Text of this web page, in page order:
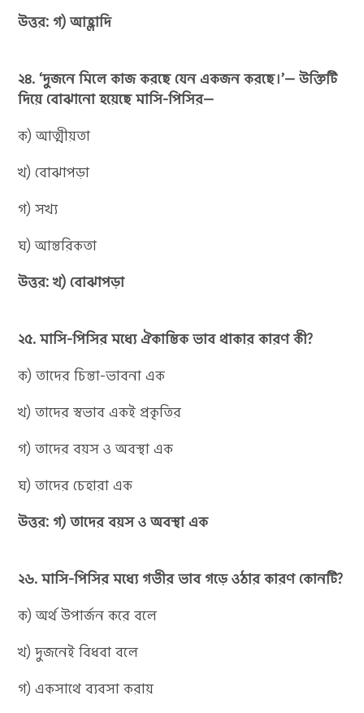
উত্তর: গ) আহ্লাদি
২৪. ‘দুজনে মিলে কাজ করছে যেন একজন করছে।’— উক্তিটি
দিয়ে বোঝানো হয়েছে মাসি-পিসির—
ক) আত্মীয়তা
খ) বোঝাপড়া
গ) সখ্য
ঘ) আন্তরিকতা
উত্তর: খ) বোঝাপড়া
২৫. মাসি-পিসির মধ্যে ঐকান্তিক ভাব থাকার কারণ কী?
ক) তাদের চিন্তা-ভাবনা এক
খ) তাদের স্বভাব একই প্রকৃতির
গ) তাদের বয়স ও অবস্থা এক
ঘ) তাদের চেহারা এক
উত্তর: গ) তাদের বয়স ও অবস্থা এক
২৬. মাসি-পিসির মধ্যে গভীর ভাব গড়ে ওঠার কারণ কোনটি?
ক) অর্থ উপার্জন করে বলে
খ) দুজনেই বিধবা বলে
গ) একসাথে ব্যবসা করায়